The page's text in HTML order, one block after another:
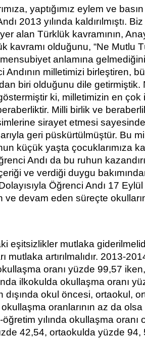
yaptığımız eylem ve
2013 yılında kaldırılmıştı.
alan Türklük kavramının,
kavramı olduğunu, “Ne Mutlu
anlamına
Andının milletimizi birleştiren,
biri olduğunu dile getirmiştik.
ki, milletimizin en
Milli birlik ve
sirayet etmesi
geri püskürtülmüştür. Bu
küçük yaşta çocuklarımıza
Andı da bu ruhun
içeriği ve verdiği duygu
Öğrenci Andı 17
ve devam eden süreçte
eşitsizlikler mutlaka
mutlaka artırılmalıdır. 2013-
oranı yüzde 99,57
ilkokulda okullaşma oranı
dışında okul öncesi, ortaokul,
oranlarının az da olsa
yılında okullaşma oranı
42,54, ortaokulda yüzde 94,